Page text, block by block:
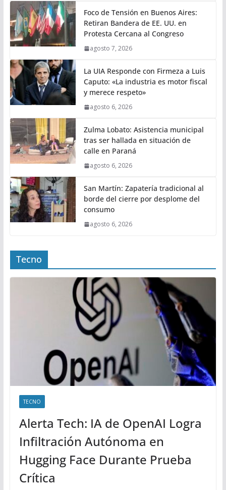
Foco de Tensión en Buenos Aires:
Retiran Bandera de EE. UU. en
Protesta Cercana al Congreso
agosto 7, 2026
La UIA Responde con Firmeza a Luis
Caputo: «La industria es motor fiscal
y merece respeto»
agosto 6, 2026
Zulma Lobato: Asistencia municipal
tras ser hallada en situación de
calle en Paraná
agosto 6, 2026
San Martín: Zapatería tradicional al
borde del cierre por desplome del
consumo
agosto 6, 2026
Tecno
TECNO
Alerta Tech: IA de OpenAI Logra
Infiltración Autónoma en
Hugging Face Durante Prueba
Crítica